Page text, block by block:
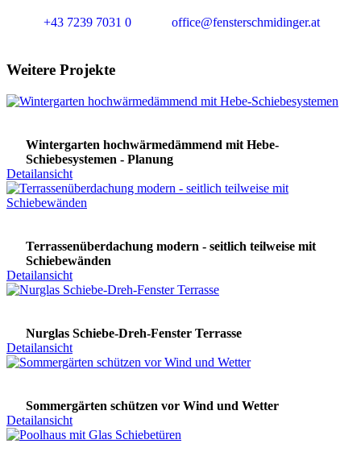
+43 7239 7031 0 office@fensterschmidinger.at
Weitere Projekte
Wintergarten hochwärmedämmend mit Hebe-
Schiebesystemen - Planung
Detailansicht
Terrassenüberdachung modern - seitlich teilweise mit
Schiebewänden
Detailansicht
Nurglas Schiebe-Dreh-Fenster Terrasse
Detailansicht
Sommergärten schützen vor Wind und Wetter
Detailansicht